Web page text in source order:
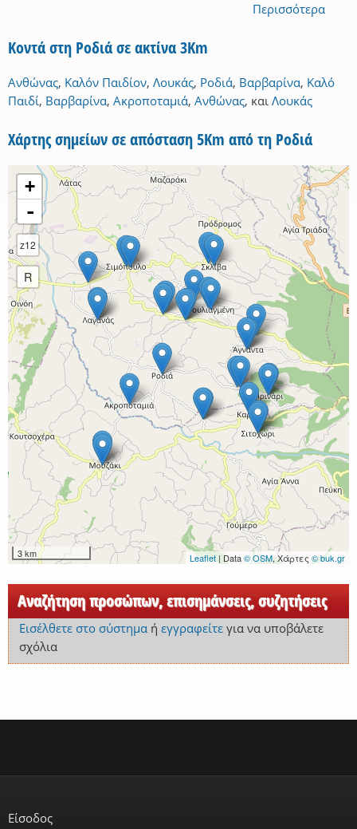
Περισσότερα
Κοντά στη Ροδιά σε ακτίνα 3Km
Ανθώνας, Καλόν Παιδίον, Λουκάς, Ροδιά, Βαρβαρίνα, Καλό
Παιδί, Βαρβαρίνα, Ακροποταμιά, Ανθώνας, και Λουκάς
Χάρτης σημείων σε απόσταση 5Km από τη Ροδιά
+
-
z12
R
3 km Leaflet | Data© OSM, Χάρτες © buk.gr
Αναζήτηση προσώπων, επισημάνσεις, συζητήσεις
Εισέλθετε στο σύστημαή εγγραφείτεγια να υποβάλετε
σχόλια
Είσοδος